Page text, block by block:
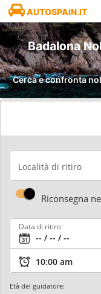
AUTOSPAIN.IT
Badalona
Cerca e confronta
Località di ritiro
Riconsegna
Data di ritiro
Età del guidatore: